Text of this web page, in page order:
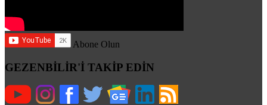
Abone Olun
GEZENBİLİR'İ TAKİP EDİN